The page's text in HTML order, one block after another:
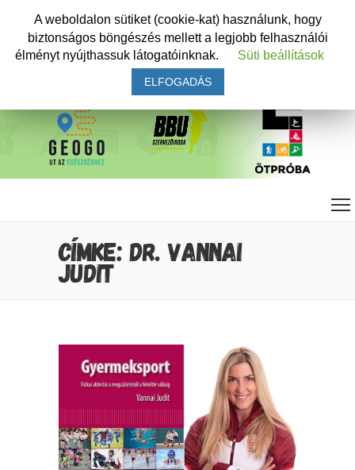
CÍMKE: DR. VANNAI
JUDIT
A weboldalon sütiket (cookie-kat) használunk, hogy
biztonságos böngészés mellett a legjobb felhasználói
élményt nyújthassuk látogatóinknak.
Süti beállítások
ELFOGADÁS